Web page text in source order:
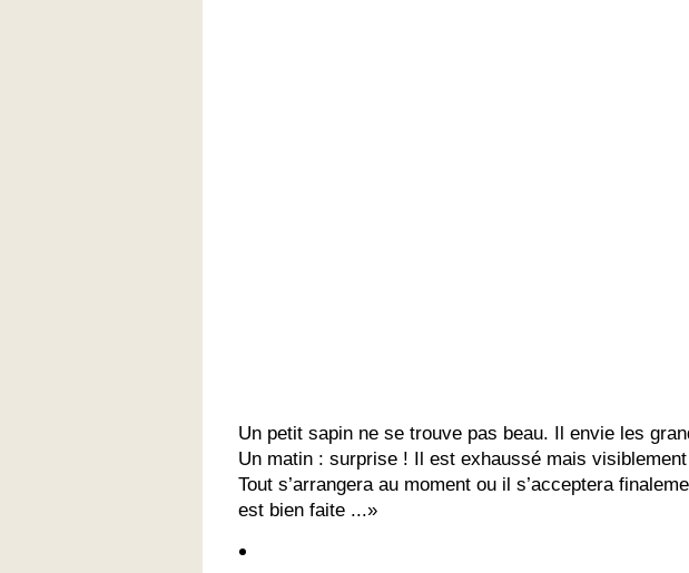
Un petit sapin ne se trouve pas beau. Il envie les
Un matin : surprise ! Il est exhaussé mais
Tout s’arrangera au moment ou il s’acceptera
est bien faite ...»